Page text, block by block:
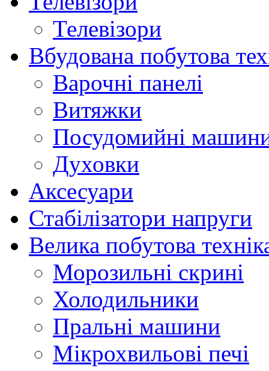
Телевізори
Вбудована побутова
Варочні панелі
Витяжки
Посудомийні
Духовки
Аксесуари
Стабілізатори напруги
Велика побутова
Морозильні скрині
Холодильники
Пральні машини
Мікрохвильові печі